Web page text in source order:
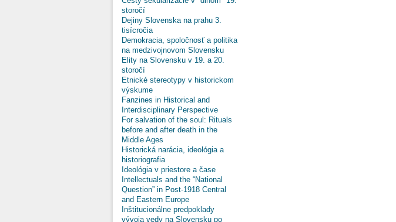
storočí
Dejiny Slovenska na prahu 3.
tisícročia
Demokracia, spoločnosť a politika
na medzivojnovom Slovensku
Elity na Slovensku v 19. a 20.
storočí
Etnické stereotypy v historickom
výskume
Fanzines in Historical and
Interdisciplinary Perspective
For salvation of the soul: Rituals
before and after death in the
Middle Ages
Historická narácia, ideológia a
historiografia
Ideológia v priestore a čase
Intellectuals and the “National
Question” in Post-1918 Central
and Eastern Europe
Inštitucionálne predpoklady
vývoja vedy na Slovensku po